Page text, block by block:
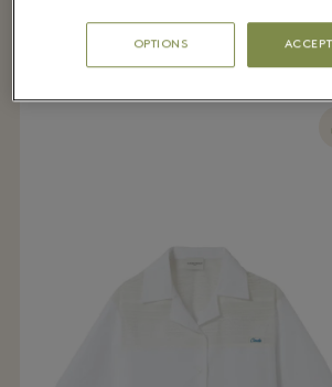
directly from home with
OPTIONS